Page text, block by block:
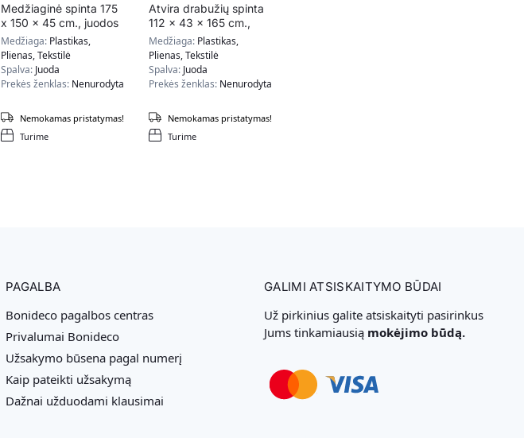
Medžiaginė spinta 175
x 150 x 45 cm., juodos
spalvos
Medžiaga: Plastikas,
Plienas, Tekstilė
Spalva: Juoda
Prekės ženklas: Nenurodyta
Turime
Nemokamas pristatymas!
Atvira drabužių spinta
112 x 43 x 165 cm.,
juodos spalvos
Medžiaga: Plastikas,
Plienas, Tekstilė
Spalva: Juoda
Prekės ženklas: Nenurodyta
Turime
Nemokamas pristatymas!
PAGALBA
Bonideco pagalbos centras
Privalumai Bonideco
Užsakymo būsena pagal numerį
Kaip pateikti užsakymą
Dažnai užduodami klausimai
GALIMI ATSISKAITYMO BŪDAI
Už pirkinius galite atsiskaityti pasirinkus
Jums tinkamiausią mokėjimo būdą.